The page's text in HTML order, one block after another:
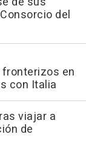
del
en
con Italia
viajar a
de